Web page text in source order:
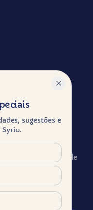
- Centro Histórico de
sugestões e
Syrio.